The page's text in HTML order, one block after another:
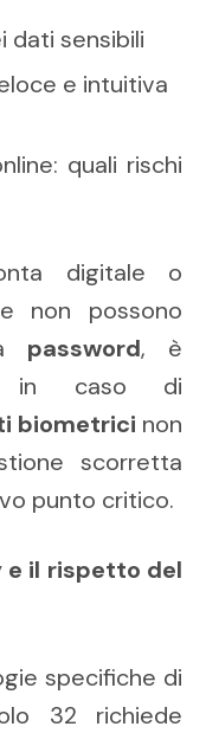
dati sensibili
e intuitiva
quali rischi
digitale o
non possono
password, è
in caso di
biometrici non
scorretta
punto critico.
e il rispetto del
specifiche di
32 richiede